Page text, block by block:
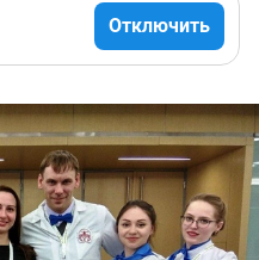
Отключить